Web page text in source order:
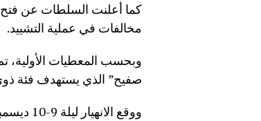
كما أعلنت السلطات عن فتح
مخالفات في عملية التشييد.
صفيح” الذي يستهدف فئة